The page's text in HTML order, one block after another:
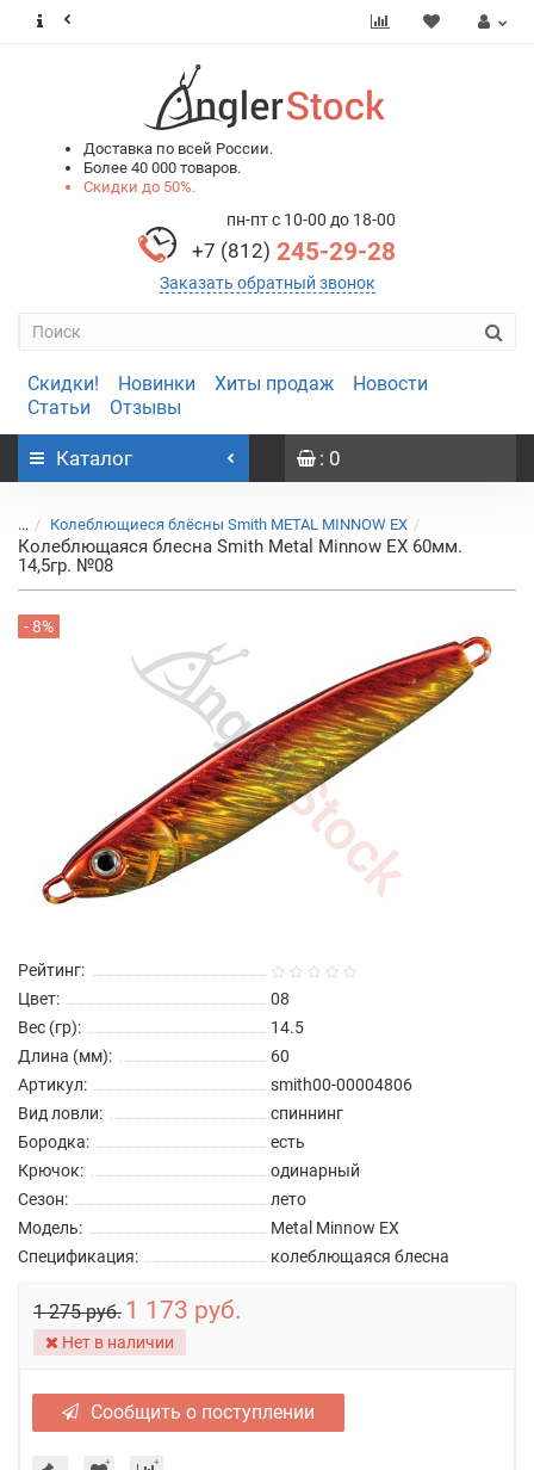
Доставка по всей России.
Более 40 000 товаров.
Скидки до 50%.
пн-пт с 10-00 до 18-00
+7 (812) 245-29-28
Заказать обратный звонок
Скидки! Новинки Хиты продаж
Новости
Статьи
Отзывы
Каталог : 0
... Колеблющиеся блёсны Smith METAL MINNOW EX
Колеблющаяся блесна Smith Metal Minnow EX 60мм.
14,5гр. №08
- 8%
Рейтинг:
Цвет:
08
Вес (гр):
14.5
Длина (мм):
60
Артикул:
smith00-00004806
Вид ловли:
спиннинг
Бородка:
есть
Крючок:
одинарный
Сезон:
лето
Модель:
Metal Minnow EX
Спецификация:
колеблющаяся блесна
1 275 руб. 1 173 руб.
Нет в наличии
Сообщить о поступлении